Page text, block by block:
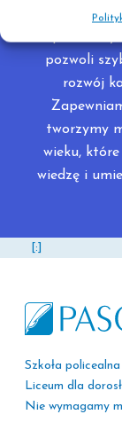
pozwoli
rozwój
tworzymy
wieku,
wiedzę i
[:]
Szkoła policealna
Liceum dla
Nie wymagamy